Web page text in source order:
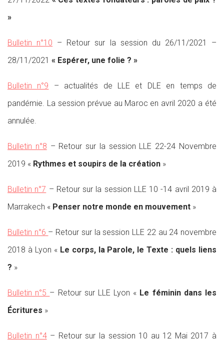
»
Bulletin n°10 – Retour sur la session du 26/11/2021 –
28/11/2021 « Espérer, une folie ? »
Bulletin n°9 – actualités de LLE et DLE en temps de
pandémie. La session prévue au Maroc en avril 2020 a été
annulée.
Bulletin n°8 – Retour sur la session LLE 22-24 Novembre
2019 « Rythmes et soupirs de la création »
Bulletin n°7 – Retour sur la session LLE 10 -14 avril 2019 à
Marrakech « Penser notre monde en mouvement »
Bulletin n°6 – Retour sur la session LLE 22 au 24 novembre
2018 à Lyon « Le corps, la Parole, le Texte : quels liens
? »
Bulletin n°5 – Retour sur LLE Lyon « Le féminin dans les
Écritures »
Bulletin n°4– Retour sur la session 10 au 12 Mai 2017 à